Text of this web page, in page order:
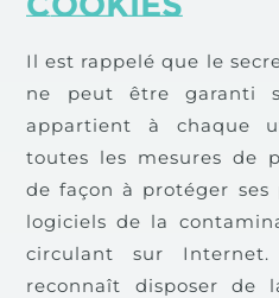
Il est rappelé que le
ne peut être garanti
appartient à chaque
toutes les mesures de
de façon à protéger ses
logiciels de la
circulant sur
reconnaît disposer de